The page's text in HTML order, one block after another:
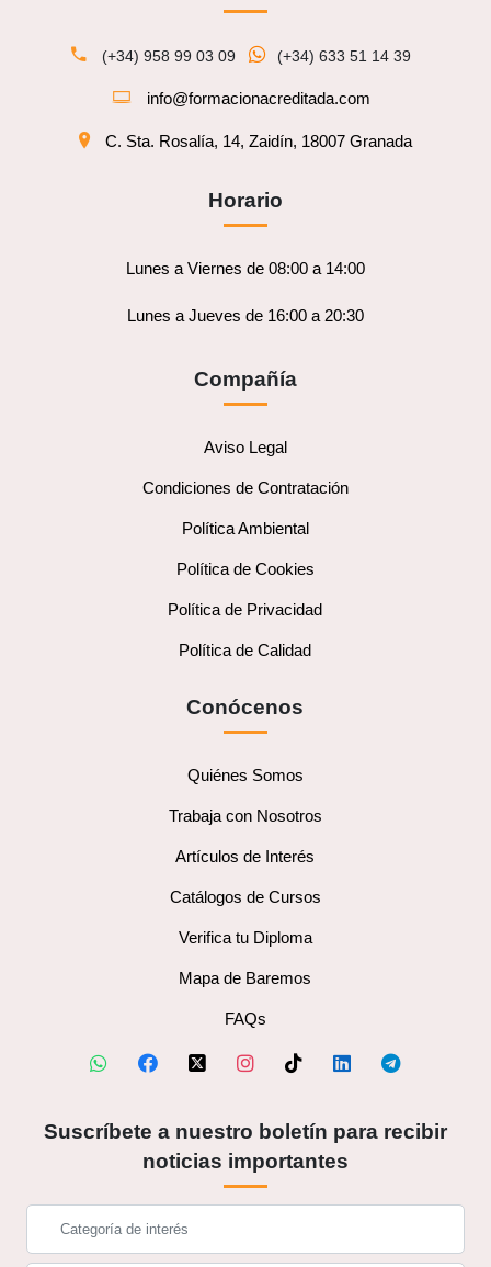
(+34) 958 99 03 09 (+34) 633 51 14 39
info@formacionacreditada.com
C. Sta. Rosalía, 14, Zaidín, 18007 Granada
Horario
Lunes a Viernes de 08:00 a 14:00
Lunes a Jueves de 16:00 a 20:30
Compañía
Aviso Legal
Condiciones de Contratación
Política Ambiental
Política de Cookies
Política de Privacidad
Política de Calidad
Conócenos
Quiénes Somos
Trabaja con Nosotros
Artículos de Interés
Catálogos de Cursos
Verifica tu Diploma
Mapa de Baremos
FAQs
Suscríbete a nuestro boletín para recibir
noticias importantes